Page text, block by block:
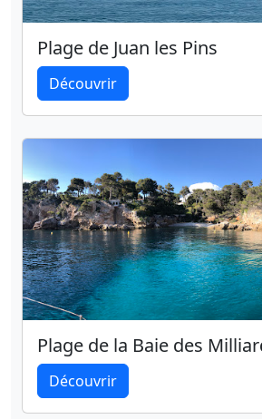
Plage de Juan les Pins
Découvrir
Plage de la Baie des
Découvrir